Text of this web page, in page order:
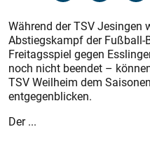
Während der TSV Jesingen
Abstiegskampf der
Freitagsspiel gegen
noch nicht beendet –
TSV Weilheim dem
entgegenblicken.
Der ...